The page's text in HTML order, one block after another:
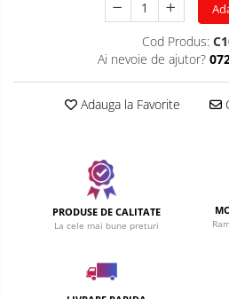
Cod Produs:
Ai nevoie de ajutor?
Adauga la Favorite
PRODUSE DE CALITATE
La cele mai bune preturi